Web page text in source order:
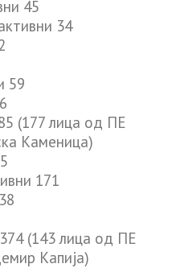
45
34
59
(177 лица од ПЕ
Каменица)
171
(143 лица од ПЕ
Капија)